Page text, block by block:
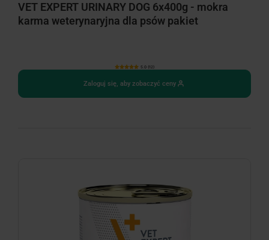
VET EXPERT URINARY DOG 6x400g - mokra
karma weterynaryjna dla psów pakiet
5.0 (12)
Zaloguj się, aby zobaczyć ceny